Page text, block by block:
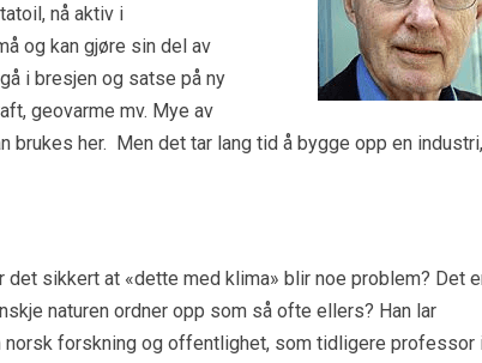
nå aktiv i
og kan gjøre sin del av
i bresjen og satse på ny
geovarme mv. Mye av
her. Men det tar lang tid å bygge opp en industri,
sikkert at «dette med klima» blir noe problem? Det
naturen ordner opp som så ofte ellers? Han lar
forskning og offentlighet, som tidligere professor